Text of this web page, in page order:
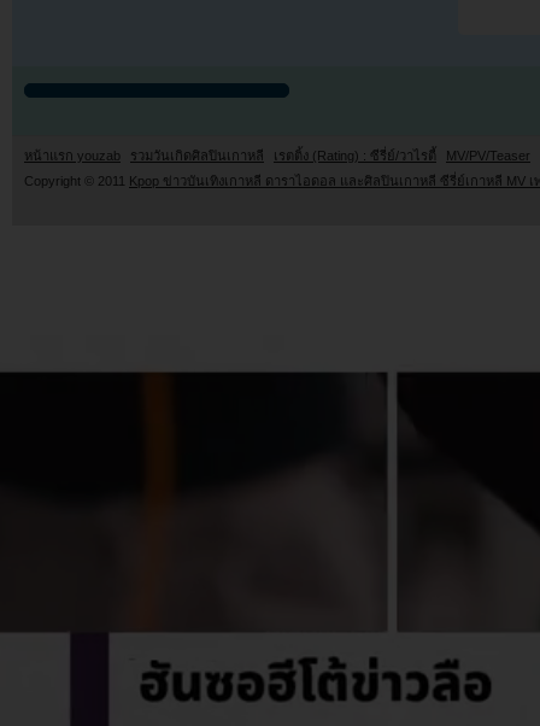
หน้าแรก youzab รวมวันเกิดศิลปินเกาหลี เรตติ้ง (Rating) : ซีรี่ย์/วาไรตี้
MV/PV/Teaser
Copyright © 2011 Kpop ข่าวบันเทิงเกาหลี ดาราไอดอล และศิลปินเกาหลี ซีรี่ย์เกาหลี MV